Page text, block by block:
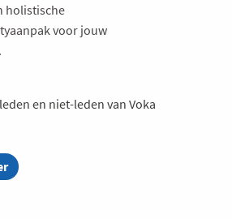
holistische
voor jouw
en niet-leden van Voka